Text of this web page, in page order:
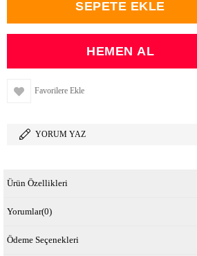
Favorilere Ekle
YORUM YAZ
Ürün Özellikleri
Yorumlar(0)
Ödeme Seçenekleri